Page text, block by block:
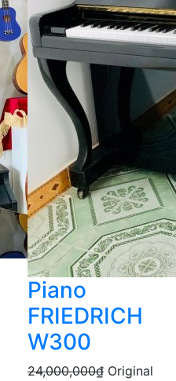
Piano
FRIEDRICH
W300
24,000,000₫ Original